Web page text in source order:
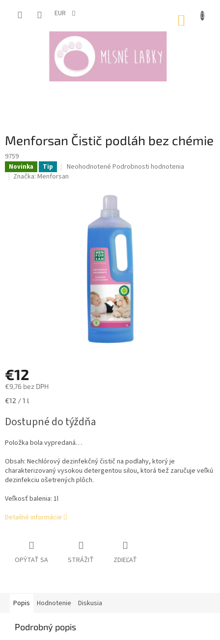
EUR
Menforsan Čistič podláh bez chémie
9759
Novinka Tip
Priemerné
hodnotenie
hviezdičiek.
Neohodnotené Podrobnosti hodnotenia
Značka: Menforsan
€12
€9,76 bez DPH
Jednotková
€12 / 1 l
Dostupné do týždňa
Položka bola vypredaná…
Obsah: Nechlórový dezinfekčný čistič na podlahy, ktorý je
charakterizovaný vysokou detergentou silou, ktorá tiež zaručuje veľkú
dezinfekciu ošetrených plôch.
Veľkosť balenia: 1l
Detailné informácie
OPÝTAŤ SA STRÁŽIŤ ZDIEĽAŤ
Popis Hodnotenie Diskusia
Podrobný popis